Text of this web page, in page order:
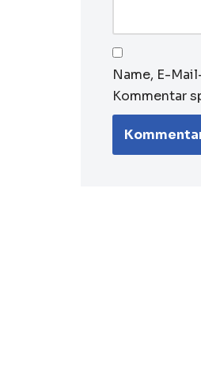
Name, E-
Kommentar